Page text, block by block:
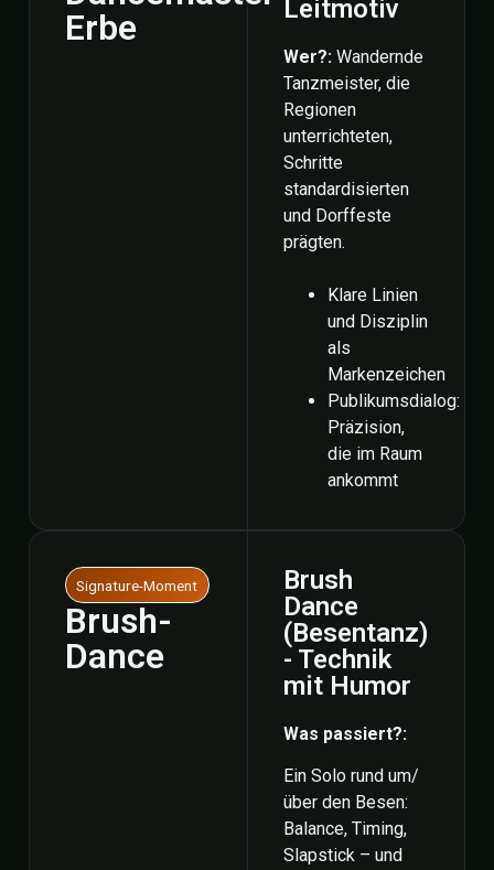
Erbe
Leitmotiv
Wer?:Wandernde
Tanzmeister, die
Regionen
unterrichteten,
Schritte
standardisierten
und Dorffeste
prägten.
Klare Linien
und Disziplin
als
Markenzeichen
Publikumsdialog:
Präzision,
die im Raum
ankommt
Signature-Moment
Brush-
Dance
Brush
Dance
(Besentanz)
- Technik
mit Humor
Was passiert?:
Ein Solo rund um/
über den Besen:
Balance, Timing,
Slapstick – und